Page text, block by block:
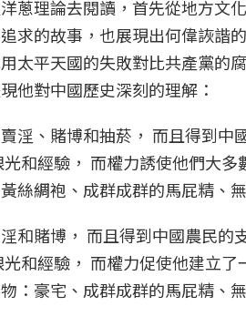
蔥理論去閱讀，首先從地方文
求的故事，也展現出何偉詼諧
太平天國的失敗對比共產黨的
他對中國歷史深刻的理解：
淫、賭博和抽菸， 而且得到
和經驗， 而權力誘使他們大
絲綢袍、成群成群的馬屁精、
和賭博， 而且得到中國農民
和經驗， 而權力促使他建立
：豪宅、成群成群的馬屁精、